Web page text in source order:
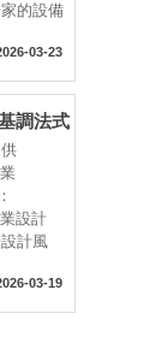
的設備
03-23
調法式
設計
計風
03-19